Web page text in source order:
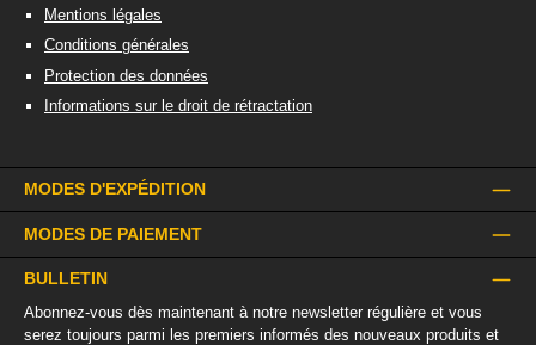
Mentions légales
Conditions générales
Protection des données
Informations sur le droit de rétractation
MODES D'EXPÉDITION
MODES DE PAIEMENT
BULLETIN
Abonnez-vous dès maintenant à notre newsletter régulière et vous
serez toujours parmi les premiers informés des nouveaux produits et